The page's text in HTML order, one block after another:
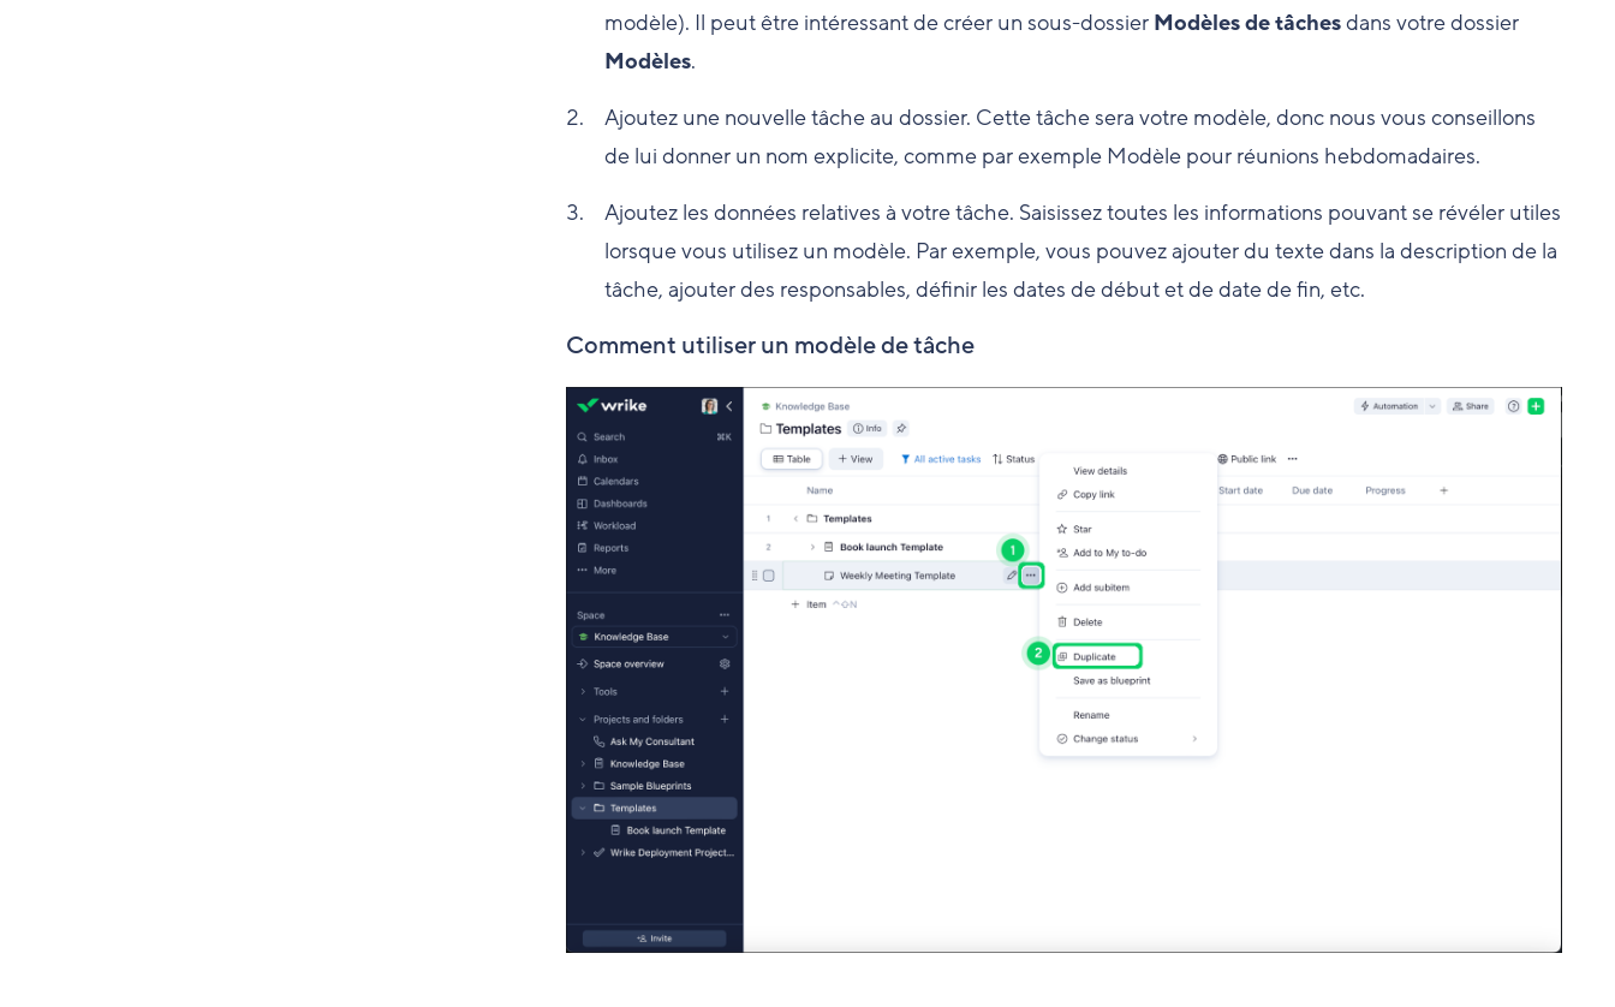
modèle). Il peut être intéressant de créer un sous-dossier Modèles de tâchesdans votre dossier
Modèles.
Ajoutez une nouvelle tâche au dossier. Cette tâche sera votre modèle, donc nous vous conseillons
de lui donner un nom explicite, comme par exemple Modèle pour réunions hebdomadaires.
Ajoutez les données relatives à votre tâche. Saisissez toutes les informations pouvant se révéler utiles
lorsque vous utilisez un modèle. Par exemple, vous pouvez ajouter du texte dans la description de la
tâche, ajouter des responsables, définir les dates de début et de date de fin, etc.
Comment utiliser un modèle de tâche